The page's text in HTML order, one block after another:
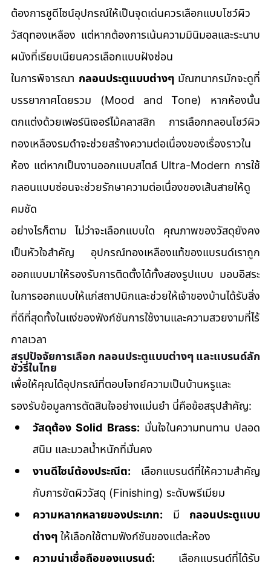
ต้องการชูดีไซน์อุปกรณ์ให้เป็นจุดเด่นควรเลือกแบบโชว์ผิว
วัสดุทองเหลือง แต่หากต้องการเน้นความมินิมอลและระนาบ
ผนังที่เรียบเนียนควรเลือกแบบฝังซ่อน
ในการพิจารณา กลอนประตูแบบต่างๆ มัณฑนากรมักจะดูที่
บรรยากาศโดยรวม (Mood and Tone) หากห้องนั้น
ตกแต่งด้วยเฟอร์นิเจอร์ไม้คลาสสิก การเลือกกลอนโชว์ผิว
ทองเหลืองรมดำจะช่วยสร้างความต่อเนื่องของเรื่องราวใน
ห้อง แต่หากเป็นงานออกแบบสไตล์ Ultra-Modern การใช้
กลอนแบบซ่อนจะช่วยรักษาความต่อเนื่องของเส้นสายให้ดู
คมชัด
อย่างไรก็ตาม ไม่ว่าจะเลือกแบบใด คุณภาพของวัสดุยังคง
เป็นหัวใจสำคัญ อุปกรณ์ทองเหลืองแท้ของแบรนด์เราถูก
ออกแบบมาให้รองรับการติดตั้งได้ทั้งสองรูปแบบ มอบอิสระ
ในการออกแบบให้แก่สถาปนิกและช่วยให้เจ้าของบ้านได้รับสิ่ง
ที่ดีที่สุดทั้งในแง่ของฟังก์ชันการใช้งานและความสวยงามที่ไร้
กาลเวลา
สรุปปัจจัยการเลือก กลอนประตูแบบต่างๆ และแบรนด์ลัก
ชัวรี่ในไทย
เพื่อให้คุณได้อุปกรณ์ที่ตอบโจทย์ความเป็นบ้านหรูและ
รองรับข้อมูลการตัดสินใจอย่างแม่นยำ นี่คือข้อสรุปสำคัญ:
วัสดุต้อง Solid Brass: มั่นใจในความทนทาน ปลอด
สนิม และมวลน้ำหนักที่มั่นคง
งานดีไซน์ต้องประณีต: เลือกแบรนด์ที่ให้ความสำคัญ
กับการขัดผิววัสดุ (Finishing) ระดับพรีเมียม
ความหลากหลายของประเภท: มี กลอนประตูแบบ
ต่างๆ ให้เลือกใช้ตามฟังก์ชันของแต่ละห้อง
ความน่าเชื่อถือของแบรนด์: เลือกแบรนด์ที่ได้รับ